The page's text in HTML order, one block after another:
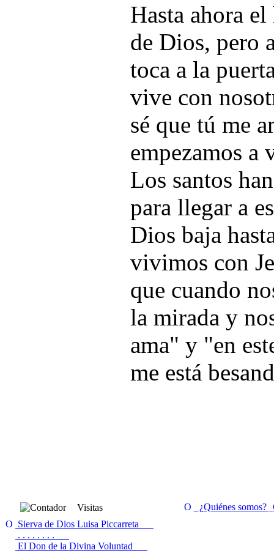
Hasta ahora
de Dios, pero
toca a la
vive con
sé que tú me
empezamos a
Los santos
para llegar a
Dios baja
vivimos con
que cuando
la mirada y
ama" y "en
me está
Visitas ¿Quiénes somos?
Sierva de Dios Luisa Piccarreta
. . . . . . . .
El Don de la Divina Voluntad